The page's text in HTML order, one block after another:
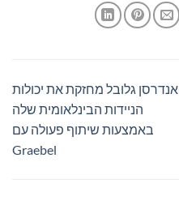
אנדרסן גלובל מחזקת את יכולות
הניידות הבינלאומית שלה
באמצעות שיתוף פעולה עם
Graebel